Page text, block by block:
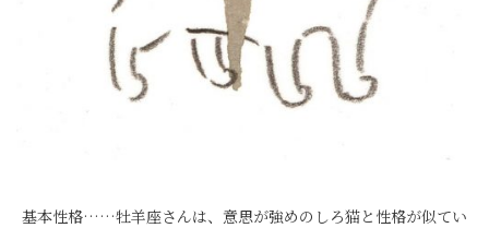
基本性格……牡羊座さんは、意思が強めのしろ猫と性格が似てい